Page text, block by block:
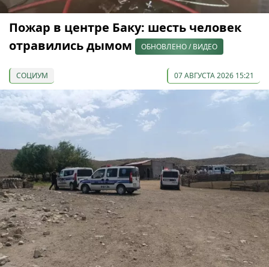
Пожар в центре Баку: шесть человек
отравились дымом
ОБНОВЛЕНО / ВИДЕО
СОЦИУМ 07 АВГУСТА 2026 15:21